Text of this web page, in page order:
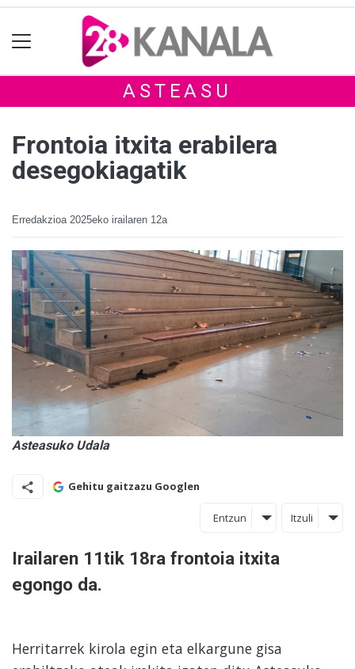
ASTEASU
Frontoia itxita erabilera
desegokiagatik
Erredakzioa 2025eko irailaren 12a
Asteasuko Udala
Gehitu gaitzazu Googlen
Entzun Itzuli
Irailaren 11tik 18ra frontoia itxita
egongo da.
Herritarrek kirola egin eta elkargune gisa